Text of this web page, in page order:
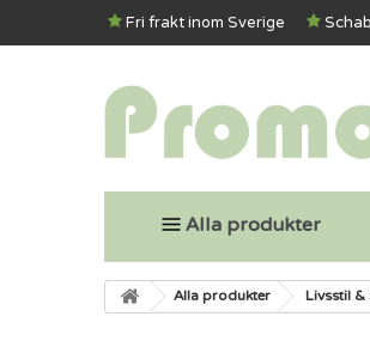
Fri frakt inom Sverige
Alla produkter
Alla produkter Livsstil &